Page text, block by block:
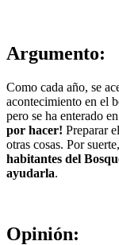
Argumento:
Como cada año, se
acontecimiento en el
pero se ha enterado
por hacer! Preparar
otras cosas. Por suerte,
habitantes del
ayudarla.
Opinión: